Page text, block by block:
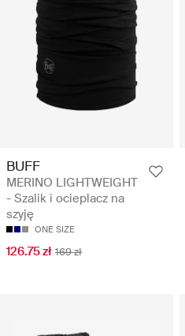
BUFF
MERINO LIGHTWEIGHT
- Szalik i ocieplacz na
szyję
ONE SIZE
126.75 zł 169 zł